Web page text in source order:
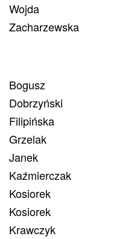
Wojda
Zacharzewska
Bogusz
Dobrzyński
Filipińska
Grzelak
Janek
Kaźmierczak
Kosiorek
Kosiorek
Krawczyk